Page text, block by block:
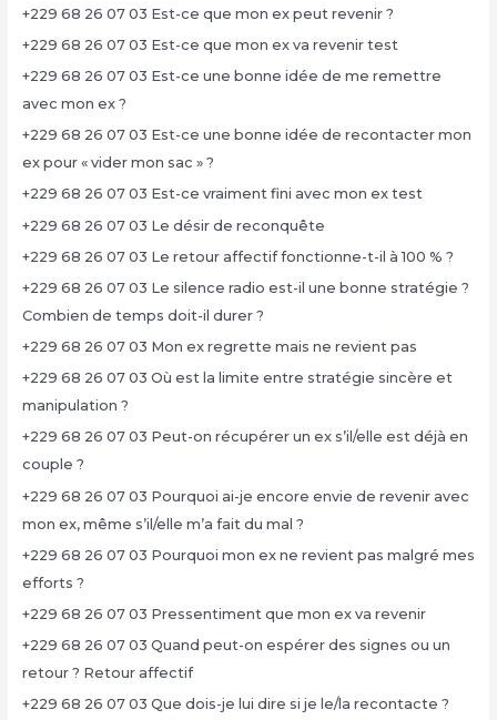
+229 68 26 07 03 Est-ce que mon ex peut revenir ?
+229 68 26 07 03 Est-ce que mon ex va revenir test
+229 68 26 07 03 Est-ce une bonne idée de me remettre
avec mon ex ?
+229 68 26 07 03 Est-ce une bonne idée de recontacter mon
ex pour « vider mon sac » ?
+229 68 26 07 03 Est-ce vraiment fini avec mon ex test
+229 68 26 07 03 Le désir de reconquête
+229 68 26 07 03 Le retour affectif fonctionne-t-il à 100 % ?
+229 68 26 07 03 Le silence radio est-il une bonne stratégie ?
Combien de temps doit-il durer ?
+229 68 26 07 03 Mon ex regrette mais ne revient pas
+229 68 26 07 03 Où est la limite entre stratégie sincère et
manipulation ?
+229 68 26 07 03 Peut-on récupérer un ex s’il/elle est déjà en
couple ?
+229 68 26 07 03 Pourquoi ai-je encore envie de revenir avec
mon ex, même s’il/elle m’a fait du mal ?
+229 68 26 07 03 Pourquoi mon ex ne revient pas malgré mes
efforts ?
+229 68 26 07 03 Pressentiment que mon ex va revenir
+229 68 26 07 03 Quand peut-on espérer des signes ou un
retour ? Retour affectif
+229 68 26 07 03 Que dois-je lui dire si je le/la recontacte ?